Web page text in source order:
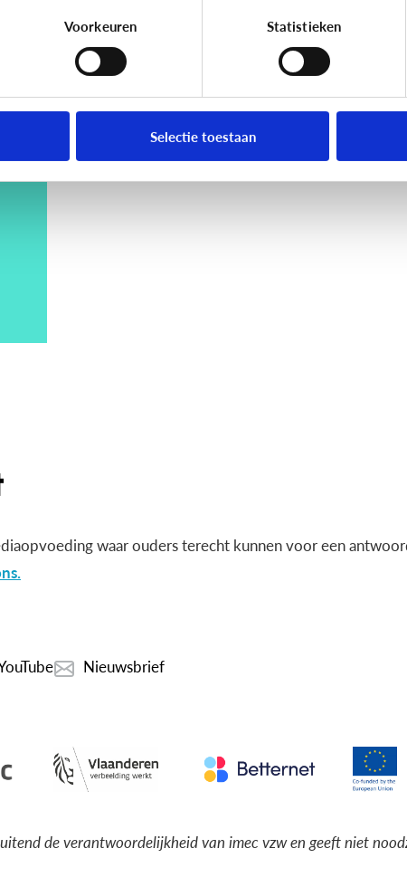
Voorkeuren Statistieken
Selectie toestaan
waar ouders terecht kunnen voor een
Nieuwsbrief
de verantwoordelijkheid van imec vzw en geeft niet